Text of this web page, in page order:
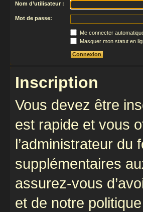
Nom d’utilisateur :
Mot de passe:
Me connecter
Masquer mon statut en
Inscription
Vous devez être
est rapide et vous
l’administrateur
supplémentaires
assurez-vous
et de notre